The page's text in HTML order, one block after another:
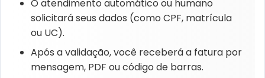
O atendimento automático ou humano
solicitará seus dados (como CPF, matrícula
ou UC).
Após a validação, você receberá a fatura por
mensagem, PDF ou código de barras.